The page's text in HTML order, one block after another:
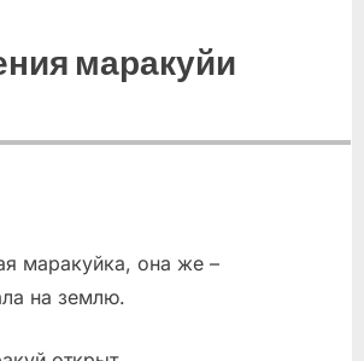
маракуйи
маракуйка, она же –
на землю.